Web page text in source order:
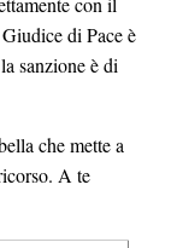
di Pace è
sanzione è di
che mette a
A te